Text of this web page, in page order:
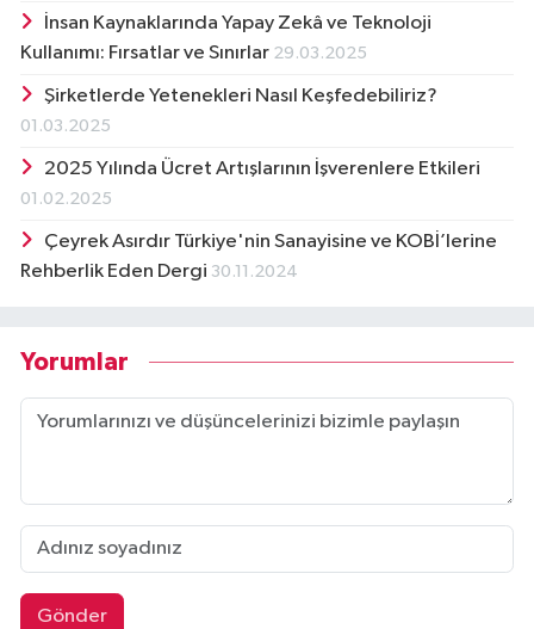
İnsan Kaynaklarında Yapay Zekâ ve Teknoloji
Kullanımı: Fırsatlar ve Sınırlar 29.03.2025
Şirketlerde Yetenekleri Nasıl Keşfedebiliriz?
01.03.2025
2025 Yılında Ücret Artışlarının İşverenlere Etkileri
01.02.2025
Çeyrek Asırdır Türkiye'nin Sanayisine ve KOBİ’lerine
Rehberlik Eden Dergi 30.11.2024
Yorumlar
Gönder